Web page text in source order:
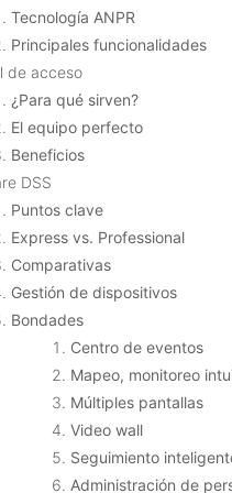
Tecnología ANPR
Principales funcionalidades
de acceso
¿Para qué sirven?
El equipo perfecto
Beneficios
DSS
Puntos clave
Express vs. Professional
Comparativas
Gestión de dispositivos
Bondades
Centro de eventos
Mapeo, monitoreo
Múltiples pantallas
Video wall
Seguimiento
Administración de